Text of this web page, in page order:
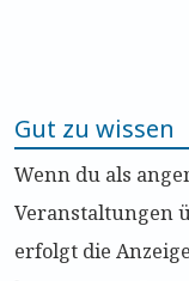
Gut zu wissen
Wenn du als
Veranstaltungen
erfolgt die